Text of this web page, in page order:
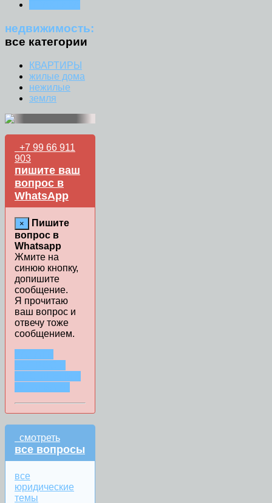
недвижимость:
все категории
КВАРТИРЫ
жилые дома
нежилые
земля
+7 99 66 911
903
пишите ваш
вопрос в
WhatsApp
×
Пишите
вопрос в
Whatsapp
Жмите на
синюю кнопку,
допишите
сообщение.
Я прочитаю
ваш вопрос и
отвечу тоже
сообщением.
смотреть
все вопросы
все
юридические
темы